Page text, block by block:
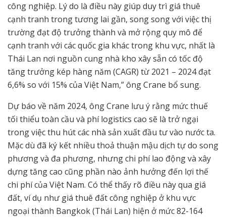
công nghiệp. Lý do là điều này giúp duy trì giá thuê
cạnh tranh trong tương lai gần, song song với việc thị
trường đạt độ trưởng thành và mở rộng quy mô để
cạnh tranh với các quốc gia khác trong khu vực, nhất là
Thái Lan nơi nguồn cung nhà kho xây sẵn có tốc độ
tăng trưởng kép hàng năm (CAGR) từ 2021 – 2024 đạt
6,6% so với 15% của Việt Nam,” ông Crane bổ sung.
Dự báo về năm 2024, ông Crane lưu ý rằng mức thuế
tối thiểu toàn cầu và phí logistics cao sẽ là trở ngại
trong việc thu hút các nhà sản xuất đầu tư vào nước ta.
Mặc dù đã ký kết nhiều thoả thuận mậu dịch tự do song
phương và đa phương, nhưng chi phí lao động và xây
dựng tăng cao cũng phần nào ảnh hưởng đến lợi thế
chi phí của Việt Nam. Có thể thấy rõ điều này qua giá
đất, ví dụ như giá thuê đất công nghiệp ở khu vực
ngoại thành Bangkok (Thái Lan) hiện ở mức 82-164